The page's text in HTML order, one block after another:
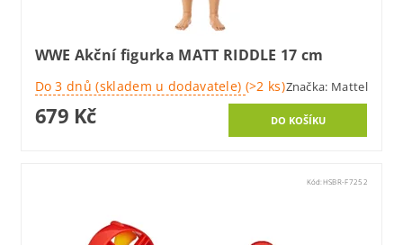
WWE Akční figurka MATT RIDDLE 17 cm
Do 3 dnů (skladem u dodavatele) (>2 ks)Značka: Mattel
679 Kč
Kód:HSBR-F7252